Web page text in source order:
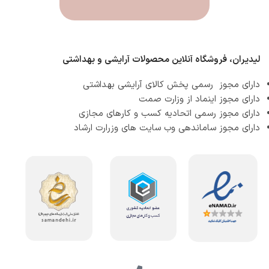
لیدیران، فروشگاه آنلاین محصولات آرایشی و بهداشتی
دارای مجوز رسمی پخش کالای آرایشی بهداشتی
دارای مجوز اینماد از وزارت صمت
دارای مجوز رسمی اتحادیه کسب و کارهای مجازی
دارای مجوز ساماندهی وب سایت های وزرارت ارشاد